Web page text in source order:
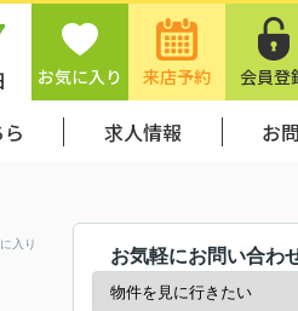
お気に入り 来店予約 会員登
求人情報 お
入り
お気軽にお問い合わ